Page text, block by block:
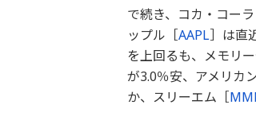
で続き、コカ・コー
ップル［AAPL］は直
を上回るも、メモリ
が3.0％安、アメリカ
か、スリーエム［